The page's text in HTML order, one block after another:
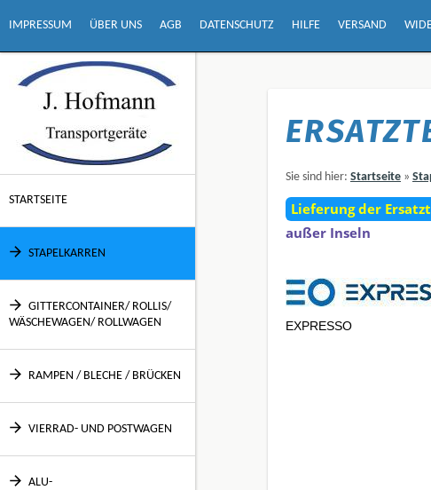
IMPRESSUM ÜBER UNS AGB DATENSCHUTZ HILFE VERSAND
STARTSEITE
STAPELKARREN
GITTERCONTAINER/ ROLLIS/
WÄSCHEWAGEN/ ROLLWAGEN
RAMPEN / BLECHE / BRÜCKEN
VIERRAD- UND POSTWAGEN
ALU-
Sie sind hier: Startseite »
Lieferung der
außer Inseln
EXPRESSO